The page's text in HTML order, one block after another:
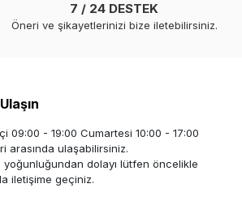
7 / 24 DESTEK
Öneri ve şikayetlerinizi bize iletebilirsiniz.
09:00 - 19:00 Cumartesi 10:00 - 17:00
arasında ulaşabilirsiniz.
yoğunluğundan dolayı lütfen öncelikle
iletişime geçiniz.